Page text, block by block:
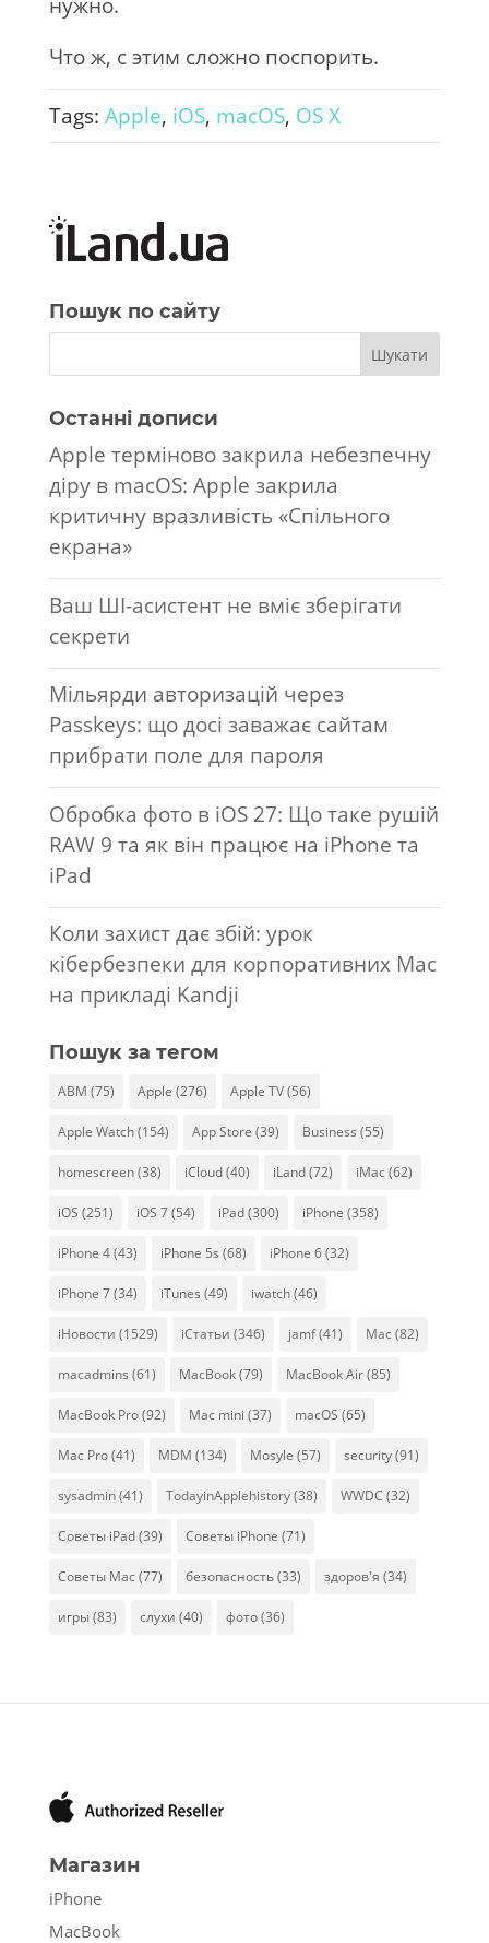
Что ж, с этим сложно поспорить.
Tags: Apple, iOS, macOS, OS X
Пошук по сайту
Останні дописи
Apple терміново закрила небезпечну
діру в macOS: Apple закрила
критичну вразливість «Спільного
екрана»
Ваш ШІ-асистент не вміє зберігати
секрети
Мільярди авторизацій через
Passkeys: що досі заважає сайтам
прибрати поле для пароля
Обробка фото в iOS 27: Що таке рушій
RAW 9 та як він працює на iPhone та
iPad
Коли захист дає збій: урок
кібербезпеки для корпоративних Mac
на прикладі Kandji
Пошук за тегом
ABM (75) Apple (276) Apple TV(56)
Apple Watch(154) App Store (39) Business (55)
homescreen(38) iCloud(40) iLand(72) iMac (62)
iOS (251) iOS 7(54) iPad(300) iPhone (358)
iPhone 4(43) iPhone 5s (68) iPhone 6(32)
iPhone 7(34) iTunes (49) iwatch(46)
iНовости (1529) iСтатьи (346) jamf(41) Mac (82)
macadmins (61) MacBook(79) MacBook Air(85)
MacBook Pro(92) Mac mini (37) macOS (65)
Mac Pro(41) MDM (134) Mosyle (57) security(91)
sysadmin(41) TodayinApplehistory(38) WWDC (32)
Советы iPad(39) Советы iPhone (71)
Советы Mac (77) безопасность(33) здоров'я (34)
игры(83) слухи (40) фото(36)
Магазин
iPhone
MacBook